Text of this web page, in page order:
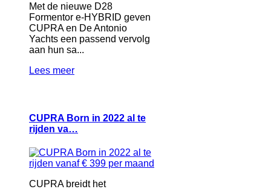
Met de nieuwe D28
Formentor e-HYBRID geven
CUPRA en De Antonio
Yachts een passend vervolg
aan hun sa...
Lees meer
CUPRA Born in 2022 al te
rijden va…
CUPRA breidt het